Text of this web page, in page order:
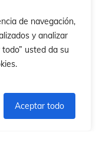
de navegación,
y analizar
usted da su
Aceptar todo